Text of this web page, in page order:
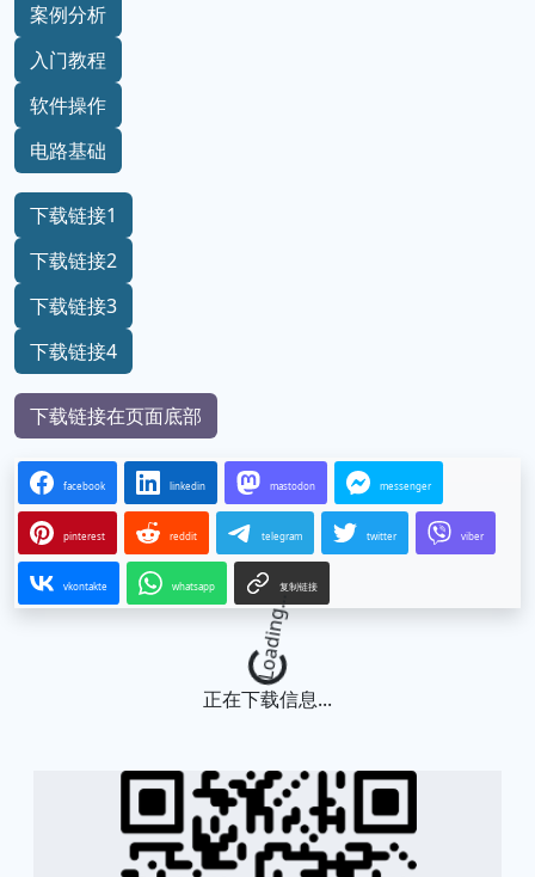
案例分析
入门教程
软件操作
电路基础
下载链接1
下载链接2
下载链接3
下载链接4
下载链接在页面底部
facebook linkedin mastodon messenger
pinterest reddit telegram twitter viber
vkontakte whatsapp 复制链接
Loading...
正在下载信息...